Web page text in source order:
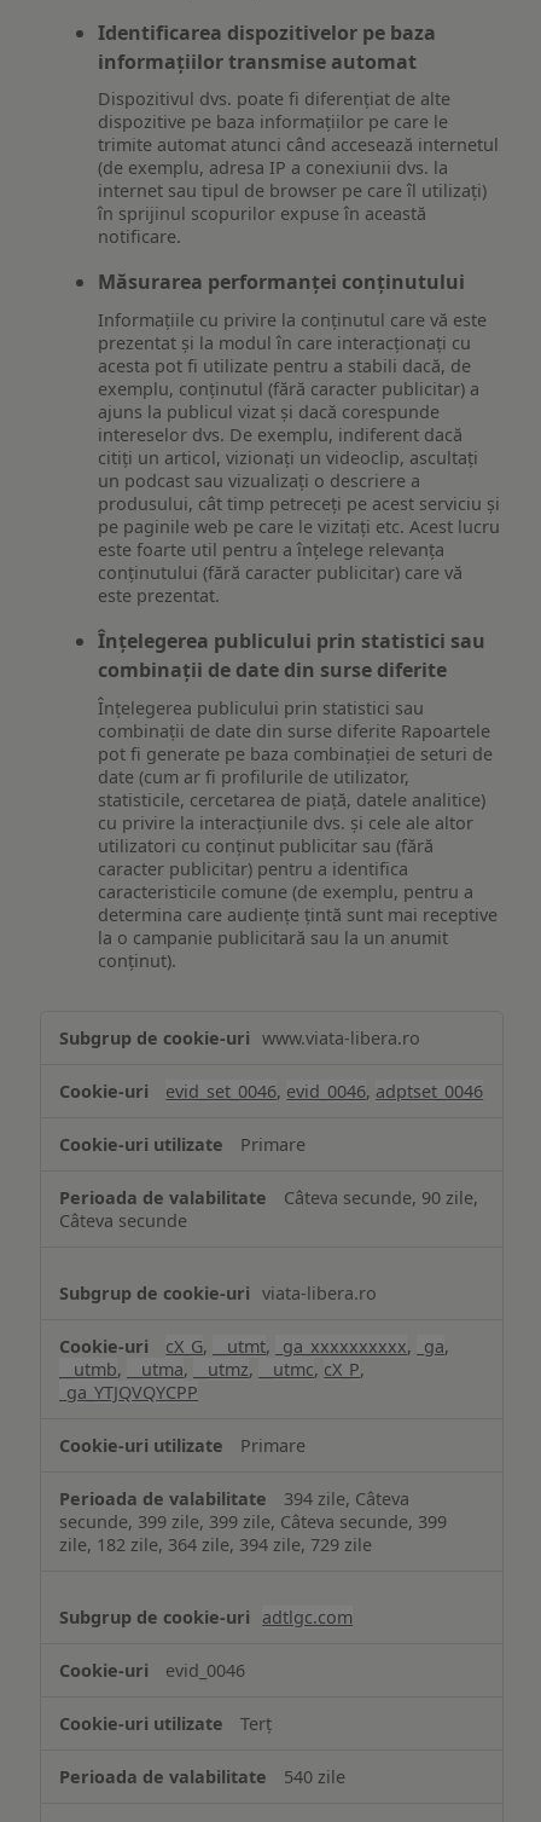
Identificarea dispozitivelor pe baza
informațiilor transmise automat
Dispozitivul dvs. poate fi diferențiat de alte
dispozitive pe baza informațiilor pe care le
trimite automat atunci când accesează internetul
(de exemplu, adresa IP a conexiunii dvs. la
internet sau tipul de browser pe care îl utilizați)
în sprijinul scopurilor expuse în această
notificare.
Măsurarea performanței conținutului
Informațiile cu privire la conținutul care vă este
prezentat și la modul în care interacționați cu
acesta pot fi utilizate pentru a stabili dacă, de
exemplu, conținutul (fără caracter publicitar) a
ajuns la publicul vizat și dacă corespunde
intereselor dvs. De exemplu, indiferent dacă
citiți un articol, vizionați un videoclip, ascultați
un podcast sau vizualizați o descriere a
produsului, cât timp petreceți pe acest serviciu și
pe paginile web pe care le vizitați etc. Acest lucru
este foarte util pentru a înțelege relevanța
conținutului (fără caracter publicitar) care vă
este prezentat.
Înțelegerea publicului prin statistici sau
combinații de date din surse diferite
Înțelegerea publicului prin statistici sau
combinații de date din surse diferite Rapoartele
pot fi generate pe baza combinației de seturi de
date (cum ar fi profilurile de utilizator,
statisticile, cercetarea de piață, datele analitice)
cu privire la interacțiunile dvs. și cele ale altor
utilizatori cu conținut publicitar sau (fără
caracter publicitar) pentru a identifica
caracteristicile comune (de exemplu, pentru a
determina care audiențe țintă sunt mai receptive
la o campanie publicitară sau la un anumit
conținut).
www.viata-libera.ro
evid_set_0046, evid_0046, adptset_0046
Primare
Câteva secunde, 90 zile,
Câteva secunde
viata-libera.ro
cX_G, __utmt, _ga_xxxxxxxxxx, _ga,
__utmb, __utma, __utmz, __utmc, cX_P,
_ga_YTJQVQYCPP
Primare
394 zile, Câteva
secunde, 399 zile, 399 zile, Câteva secunde, 399
zile, 182 zile, 364 zile, 394 zile, 729 zile
adtlgc.com
evid_0046
Terț
540 zile